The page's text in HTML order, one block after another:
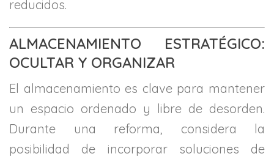
reducidos.
ALMACENAMIENTO ESTRATÉGICO:
OCULTAR Y ORGANIZAR
El almacenamiento es clave para mantener
un espacio ordenado y libre de desorden.
Durante una reforma, considera la
posibilidad de incorporar soluciones de